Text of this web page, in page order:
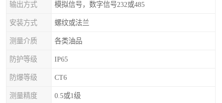
输出方式 模拟信号，数字信号232或485
安装方式 螺纹或法兰
测量介质 各类油品
防护等级 IP65
防爆等级 CT6
测量精度 0.5或1级